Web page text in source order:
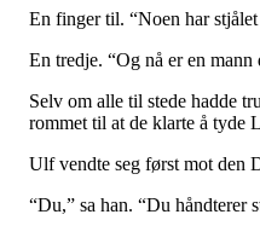
En finger til. “Noen har
En tredje. “Og nå er en mann
Selv om alle til stede hadde
rommet til at de klarte å tyde
Ulf vendte seg først mot den
“Du,” sa han. “Du håndterer